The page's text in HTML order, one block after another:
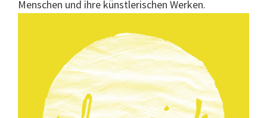
Menschen und ihre künstlerischen Werken.